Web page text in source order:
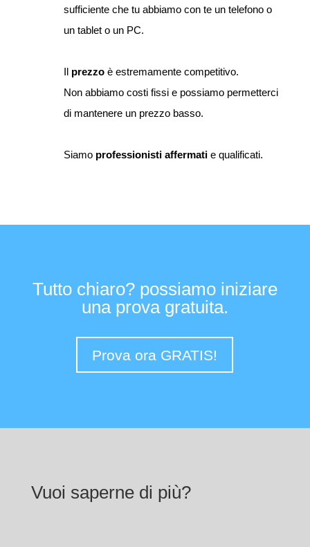
sufficiente che tu abbiamo con te un telefono o
un tablet o un PC.
Il prezzo è estremamente competitivo.
Non abbiamo costi fissi e possiamo permetterci
di mantenere un prezzo basso.
Siamo professionisti affermatie qualificati.
Tutto chiaro? possiamo iniziare
una prova gratuita.
Prova ora GRATIS!
Vuoi saperne di più?